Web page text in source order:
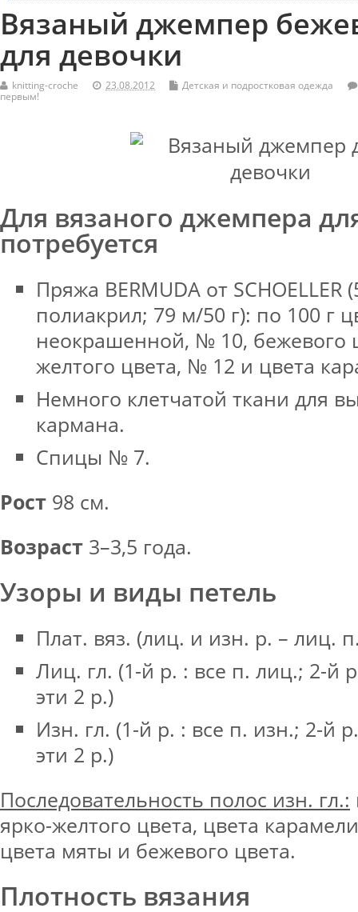
Вязаный джемпер
для девочки
knitting-croche 23.08.2012
Детская и подростковая одежда
первым!
Для вязаного джемпера
потребуется
Пряжа BERMUDA от SCHOELLER
полиакрил; 79 м/50 г): по 100 г
неокрашенной, № 10, бежевого
желтого цвета, № 12 и цвета
Немного клетчатой ткани для
кармана.
Спицы № 7.
Рост 98 см.
Возраст 3–3,5 года.
Узоры и виды петель
Плат. вяз. (лиц. и изн. р. – лиц.
Лиц. гл. (1-й р. : все п. лиц.; 2-й
эти 2 р.)
Изн. гл. (1-й р. : все п. изн.; 2-й
эти 2 р.)
Последовательность полос изн. гл.:
ярко-желтого цвета, цвета
цвета мяты и бежевого цвета.
Плотность вязания